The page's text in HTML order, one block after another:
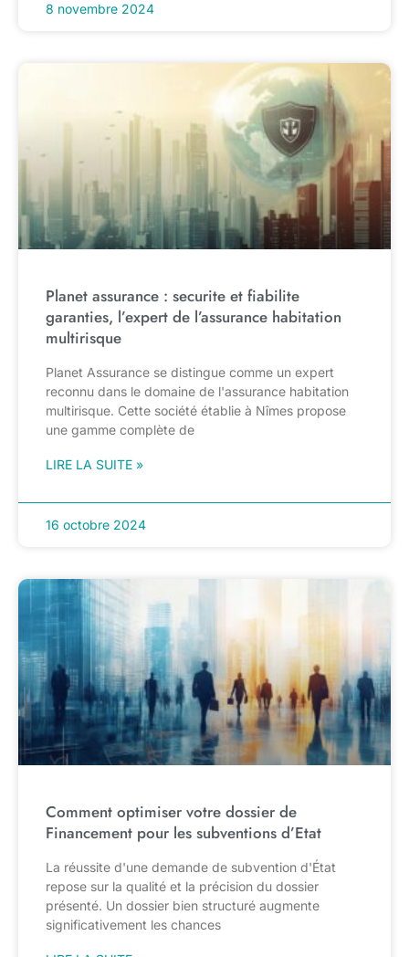
8 novembre 2024
Planet assurance : securite et fiabilite
garanties, l’expert de l’assurance habitation
multirisque
Planet Assurance se distingue comme un expert
reconnu dans le domaine de l'assurance habitation
multirisque. Cette société établie à Nîmes propose
une gamme complète de
LIRE LA SUITE »
16 octobre 2024
Comment optimiser votre dossier de
Financement pour les subventions d’Etat
La réussite d'une demande de subvention d'État
repose sur la qualité et la précision du dossier
présenté. Un dossier bien structuré augmente
significativement les chances